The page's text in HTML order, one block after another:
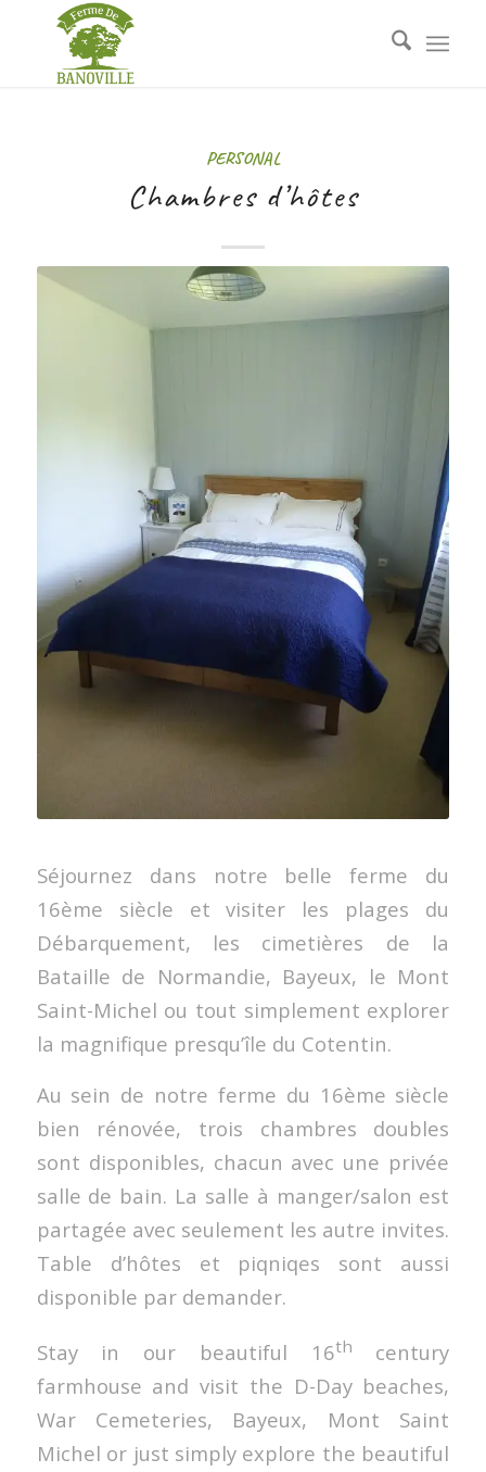
PERSONAL
Chambres d’hôtes
Séjournez dans notre belle ferme du
16ème siècle et visiter les plages du
Débarquement, les cimetières de la
Bataille de Normandie, Bayeux, le Mont
Saint-Michel ou tout simplement explorer
la magnifique presqu’île du Cotentin.
Au sein de notre ferme du 16ème siècle
bien rénovée, trois chambres doubles
sont disponibles, chacun avec une privée
salle de bain. La salle à manger/salon est
partagée avec seulement les autre invites.
Table d’hôtes et piqniqes sont aussi
disponible par demander.
Stay in our beautiful 16th
century
farmhouse and visit the D-Day beaches,
War Cemeteries, Bayeux, Mont Saint
Michel or just simply explore the beautiful